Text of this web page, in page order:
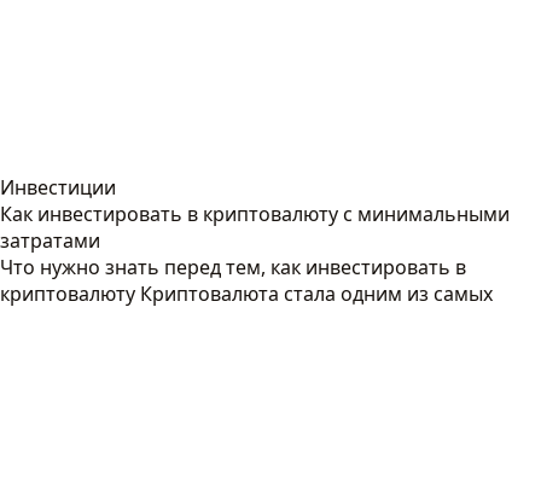
Инвестиции
Как инвестировать в криптовалюту с минимальными
затратами
Что нужно знать перед тем, как инвестировать в
криптовалюту Криптовалюта стала одним из самых